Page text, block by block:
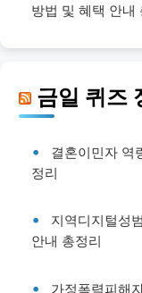
방법 및 혜택 안내
금일 퀴즈
결혼이민자 역
정리
지역디지털성
안내 총정리
가정폭력피해